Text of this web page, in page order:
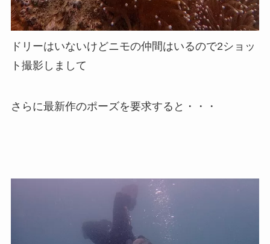
ドリーはいないけどニモの仲間はいるので2ショッ
ト撮影しまして
さらに最新作のポーズを要求すると・・・